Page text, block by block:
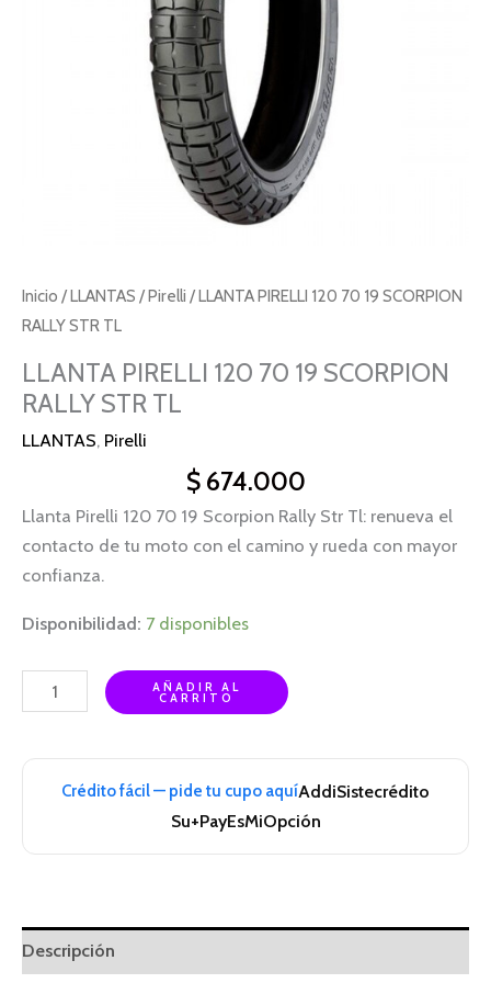
Inicio /LLANTAS /Pirelli / LLANTA PIRELLI 120 70 19 SCORPION
RALLY STR TL
LLANTA PIRELLI 120 70 19 SCORPION
RALLY STR TL
LLANTAS, Pirelli
$674.000
Llanta Pirelli 120 70 19 Scorpion Rally Str Tl: renueva el
contacto de tu moto con el camino y rueda con mayor
confianza.
Disponibilidad: 7 disponibles
AÑADIR AL
CARRITO
Crédito fácil — pide tu cupo aquíAddiSistecrédito
Su+PayEsMiOpción
Descripción